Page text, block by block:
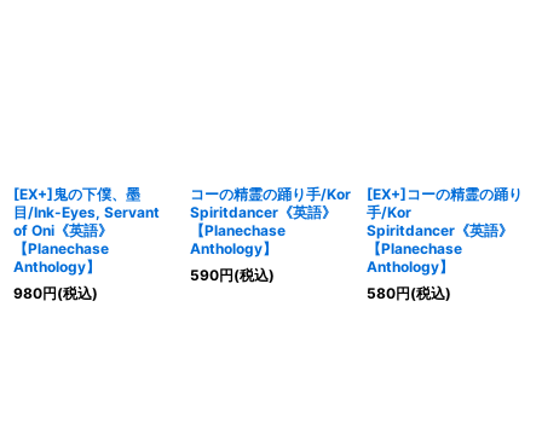
[EX+]鬼の下僕、墨
目/Ink-Eyes, Servant
of Oni《英語》
【Planechase
Anthology】
980円(税込)
コーの精霊の踊り手/Kor
Spiritdancer《英語》
【Planechase
Anthology】
590円(税込)
[EX+]コーの精霊の踊り
手/Kor
Spiritdancer《英語》
【Planechase
Anthology】
580円(税込)